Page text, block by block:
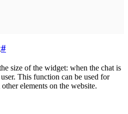
#
size of the widget: when the chat is
This function can be used for
elements on the website.